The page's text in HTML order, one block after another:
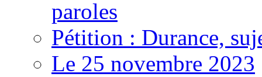
paroles
Pétition : Durance,
Le 25 novembre 2023